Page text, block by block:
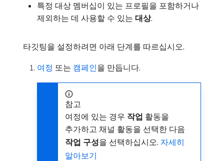
특정 대상 멤버십이 있는 프로필을 포함하거나
제외하는 데 사용할 수 있는 대상.
타깃팅을 설정하려면 아래 단계를 따르십시오.
여정 또는 캠페인을 만듭니다.
참고
여정에 있는 경우 작업 활동을
추가하고 채널 활동을 선택한 다음
작업 구성​을 선택하십시오. 자세히
알아보기